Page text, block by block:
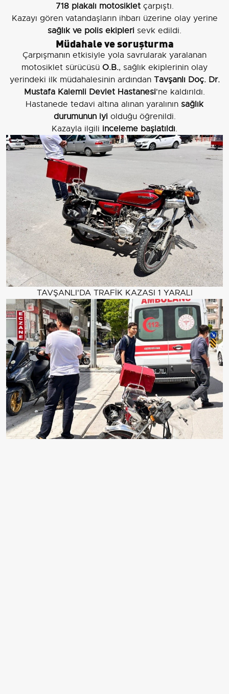
718 plakalı motosikletçarpıştı.
Kazayı gören vatandaşların ihbarı üzerine olay yerine
sağlık ve polis ekipleri sevk edildi.
Müdahale ve soruşturma
Çarpışmanın etkisiyle yola savrularak yaralanan
motosiklet sürücüsü O.B., sağlık ekiplerinin olay
yerindeki ilk müdahalesinin ardından Tavşanlı Doç. Dr.
Mustafa Kalemli Devlet Hastanesi'ne kaldırıldı.
Hastanede tedavi altına alınan yaralının sağlık
durumunun iyiolduğu öğrenildi.
Kazayla ilgili inceleme başlatıldı.
TAVŞANLI'DA TRAFİK KAZASI 1 YARALI